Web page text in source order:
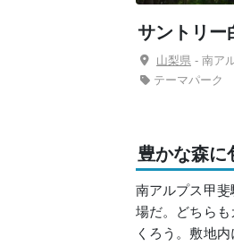
サントリー
山梨県 - 南ア
テーマパーク
豊かな森に
南アルプス甲
場だ。どちら
くろう。敷地